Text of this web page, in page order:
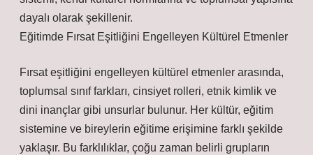
dayalı olarak şekillenir.
Eğitimde Fırsat Eşitliğini Engelleyen Kültürel Etmenler
Fırsat eşitliğini engelleyen kültürel etmenler arasında,
toplumsal sınıf farkları, cinsiyet rolleri, etnik kimlik ve
dini inançlar gibi unsurlar bulunur. Her kültür, eğitim
sistemine ve bireylerin eğitime erişimine farklı şekilde
yaklaşır. Bu farklılıklar, çoğu zaman belirli grupların